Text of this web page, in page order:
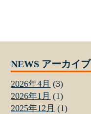
NEWS アーカイブ
2026年4月 (3)
2026年1月 (1)
2025年12月 (1)